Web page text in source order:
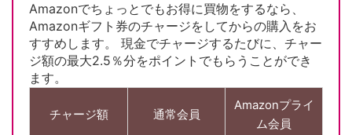
Amazonでちょっとでもお得に買物をするなら、
Amazonギフト券のチャージをしてからの購入をお
すすめします。 現金でチャージするたびに、チャー
ジ額の最大2.5％分をポイントでもらうことができ
ます。
チャージ額 通常会員
Amazonプライ
ム会員